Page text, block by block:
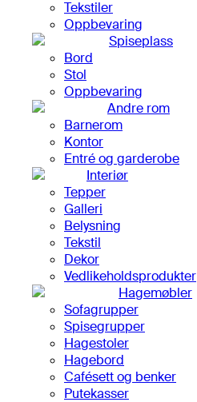
Tekstiler
Oppbevaring
Spiseplass
Bord
Stol
Oppbevaring
Andre rom
Barnerom
Kontor
Entré og garderobe
Interiør
Tepper
Galleri
Belysning
Tekstil
Dekor
Vedlikeholdsprodukter
Hagemøbler
Sofagrupper
Spisegrupper
Hagestoler
Hagebord
Cafésett og benker
Putekasser